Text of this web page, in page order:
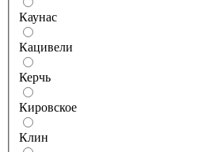
Каунас
Кацивели
Керчь
Кировское
Клин